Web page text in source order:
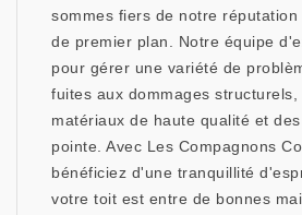
sommes fiers de notre
de premier plan. Notre équipe
pour gérer une variété de
fuites aux dommages
matériaux de haute qualité et
pointe. Avec Les Compagnons
bénéficiez d'une tranquillité
votre toit est entre de bonnes